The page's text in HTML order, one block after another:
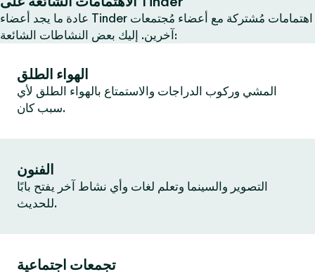
عادة ما يجد أعضاء Tinder اهتمامات مُشتركة مع أعضاء مُجتمعات
آخرين. إليك بعض النشاطات الشائعة:
الهواء الطلق
المشي وركوب الدراجات والاستمتاع بالهواء الطلق لأي
سبب كان.
الفنون
التصوير والسينما وتعلم لغات وأي نشاط آخر يفتح بابًا
للحديث.
تجمعات اجتماعية